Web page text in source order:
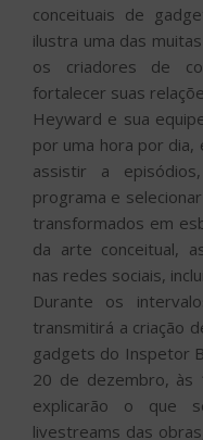
conceituais de
ilustra uma das
os criadores de
fortalecer suas
Heyward e sua
por uma hora por
assistir a
programa e
transformados em
da arte conceitual,
nas redes sociais,
Durante os
transmitirá a criação
gadgets do Inspetor
20 de dezembro, às
explicarão o que
livestreams das